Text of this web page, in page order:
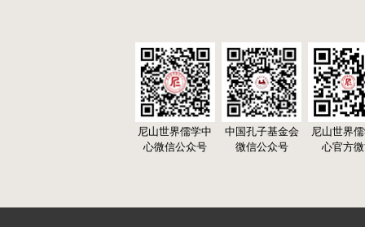
尼山世界儒学中
心微信公众号
中国孔子基金会
微信公众号
尼山世界
心官方